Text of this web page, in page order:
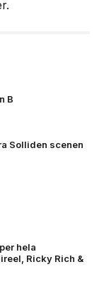
B
Solliden scenen
hela
Ricky Rich &